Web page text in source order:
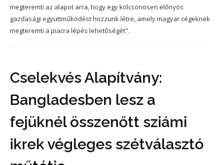
megteremti az alapot arra, hogy egy kölcsönösen előnyös
gazdasági együttműködést hozzunk létre, amely magyar cégeknek
megteremti a piacra lépés lehetőségét".
Cselekvés Alapítvány:
Bangladesben lesz a
fejüknél összenőtt sziámi
ikrek végleges szétválasztó